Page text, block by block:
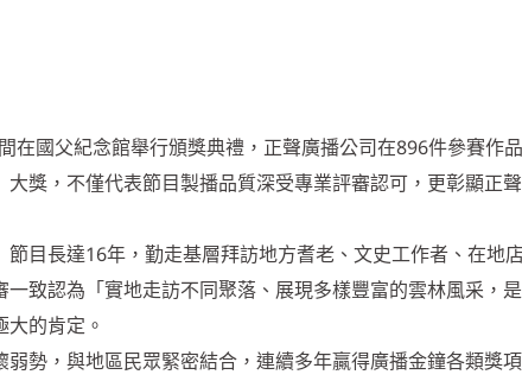
在國父紀念館舉行頒獎典禮，正聲廣播公司在896件參賽作
獎，不僅代表節目製播品質深受專業評審認可，更彰顯正
目長達16年，勤走基層拜訪地方耆老、文史工作者、在地
致認為「實地走訪不同聚落、展現多樣豐富的雲林風采，
的肯定。
勢，與地區民眾緊密結合，連續多年贏得廣播金鐘各類獎